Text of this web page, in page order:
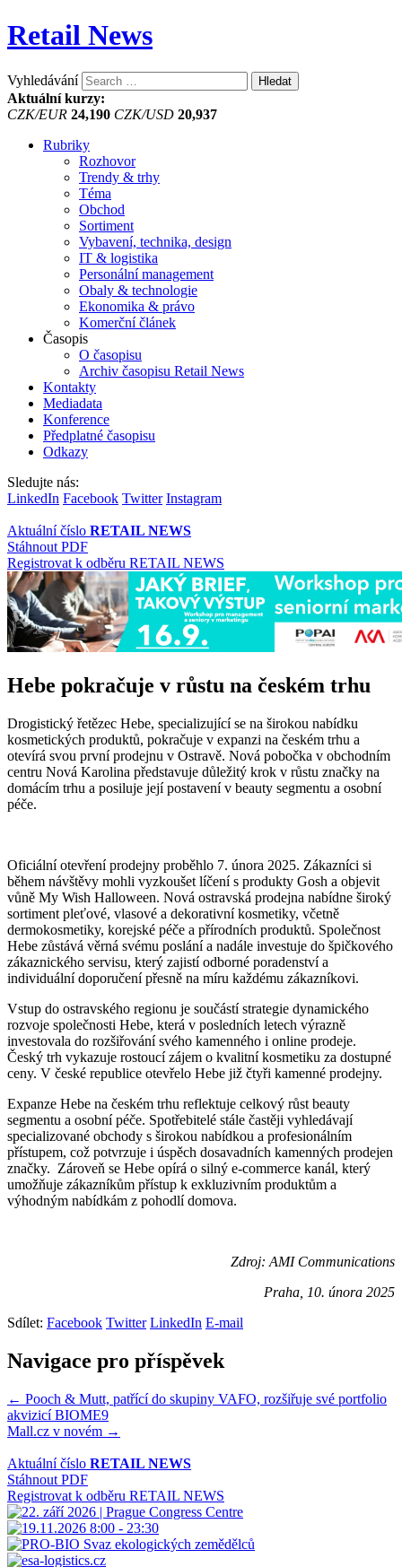
Retail News
Vyhledávání
Aktuální kurzy:
CZK/EUR 24,190 CZK/USD 20,937
Rubriky
Rozhovor
Trendy & trhy
Téma
Obchod
Sortiment
Vybavení, technika, design
IT & logistika
Personální management
Obaly & technologie
Ekonomika & právo
Komerční článek
Časopis
O časopisu
Archiv časopisu Retail News
Kontakty
Mediadata
Konference
Předplatné časopisu
Odkazy
Sledujte nás:
LinkedIn Facebook Twitter Instagram
Aktuální číslo RETAIL NEWS
Stáhnout PDF
Registrovat k odběru RETAIL NEWS
Hebe pokračuje v růstu na českém trhu
Drogistický řetězec Hebe, specializující se na širokou nabídku
kosmetických produktů, pokračuje v expanzi na českém trhu a
otevírá svou první prodejnu v Ostravě. Nová pobočka v obchodním
centru Nová Karolina představuje důležitý krok v růstu značky na
domácím trhu a posiluje její postavení v beauty segmentu a osobní
péče.
Oficiální otevření prodejny proběhlo 7. února 2025. Zákazníci si
během návštěvy mohli vyzkoušet líčení s produkty Gosh a objevit
vůně My Wish Halloween. Nová ostravská prodejna nabídne široký
sortiment pleťové, vlasové a dekorativní kosmetiky, včetně
dermokosmetiky, korejské péče a přírodních produktů. Společnost
Hebe zůstává věrná svému poslání a nadále investuje do špičkového
zákaznického servisu, který zajistí odborné poradenství a
individuální doporučení přesně na míru každému zákazníkovi.
Vstup do ostravského regionu je součástí strategie dynamického
rozvoje společnosti Hebe, která v posledních letech výrazně
investovala do rozšiřování svého kamenného i online prodeje.
Český trh vykazuje rostoucí zájem o kvalitní kosmetiku za dostupné
ceny. V české republice otevřelo Hebe již čtyři kamenné prodejny.
Expanze Hebe na českém trhu reflektuje celkový růst beauty
segmentu a osobní péče. Spotřebitelé stále častěji vyhledávají
specializované obchody s širokou nabídkou a profesionálním
přístupem, což potvrzuje i úspěch dosavadních kamenných prodejen
značky. Zároveň se Hebe opírá o silný e-commerce kanál, který
umožňuje zákazníkům přístup k exkluzivním produktům a
výhodným nabídkám z pohodlí domova.
Zdroj: AMI Communications
Praha, 10. února 2025
Sdílet: Facebook Twitter LinkedIn E-mail
Navigace pro příspěvek
← Pooch & Mutt, patřící do skupiny VAFO, rozšiřuje své portfolio
akvizicí BIOME9
Mall.cz v novém →
Aktuální číslo RETAIL NEWS
Stáhnout PDF
Registrovat k odběru RETAIL NEWS